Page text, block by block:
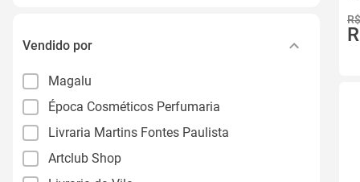
Vendido por
Magalu
Época Cosméticos Perfumaria
Livraria Martins Fontes Paulista
Artclub Shop